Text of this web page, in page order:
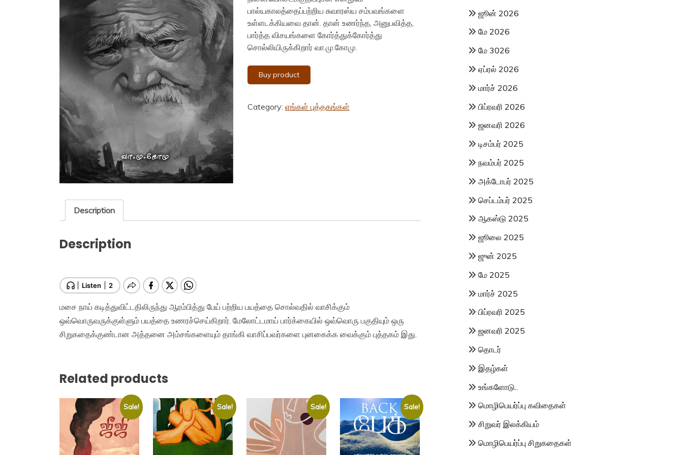
₹120.00.₹100.00.
பால்யகாலத்தைப்பற்றிய சுவாரஸ்ய சம்பவங்களை
உள்ளடக்கியவை தான். தான் உணர்ந்த, அனுபவித்த,
பார்த்த விசயங்களை கோர்த்துக்கோர்த்து
சொல்லியிருக்கிறார் வா.மு.கோமு.
Buy product
Category:எங்கள் புத்தகங்கள்
Description
Description
மசை நாய் கடித்துவிட்டதிலிருந்து ஆரம்பித்து பேய் பற்றிய பயத்தை சொல்வதில் வாசிக்கும்
ஒவ்வொருவருக்குள்ளும் பயத்தை உணரச்செய்கிறார். மேலோட்டமாய் பார்க்கையில் ஒவ்வொரு பகுதியும் ஒரு
சிறுகதைக்குண்டான அத்தனை அம்சங்களையும் தாங்கி வாசிப்பவர்களை புனகைக்க வைக்கும் புத்தகம் இது.
Related products
Sale! Sale! Sale! Sale!
ஜூன் 2026
மே 2026
மே 3026
ஏப்ரல் 2026
மார்ச் 2026
பிப்ரவரி 2026
ஜனவரி 2026
டிசம்பர் 2025
நவம்பர் 2025
அக்டோபர் 2025
செப்டம்பர் 2025
ஆகஸ்டு 2025
ஜூலை 2025
ஜுன் 2025
மே 2025
மார்ச் 2025
பிப்ரவரி 2025
ஜனவரி 2025
தொடர்
இதழ்கள்
உங்களோடு..
மொழிபெயர்ப்பு கவிதைகள்
சிறுவர் இலக்கியம்
மொழிபெயர்ப்பு சிறுகதைகள்